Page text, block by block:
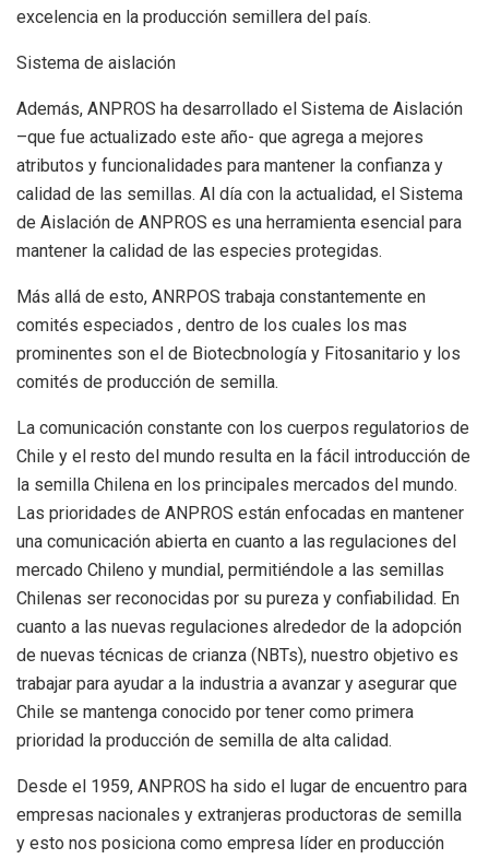
excelencia en la producción semillera del país.
Sistema de aislación
Además, ANPROS ha desarrollado el Sistema de Aislación
–que fue actualizado este año- que agrega a mejores
atributos y funcionalidades para mantener la confianza y
calidad de las semillas. Al día con la actualidad, el Sistema
de Aislación de ANPROS es una herramienta esencial para
mantener la calidad de las especies protegidas.
Más allá de esto, ANRPOS trabaja constantemente en
comités especiados , dentro de los cuales los mas
prominentes son el de Biotecbnología y Fitosanitario y los
comités de producción de semilla.
La comunicación constante con los cuerpos regulatorios de
Chile y el resto del mundo resulta en la fácil introducción de
la semilla Chilena en los principales mercados del mundo.
Las prioridades de ANPROS están enfocadas en mantener
una comunicación abierta en cuanto a las regulaciones del
mercado Chileno y mundial, permitiéndole a las semillas
Chilenas ser reconocidas por su pureza y confiabilidad. En
cuanto a las nuevas regulaciones alrededor de la adopción
de nuevas técnicas de crianza (NBTs), nuestro objetivo es
trabajar para ayudar a la industria a avanzar y asegurar que
Chile se mantenga conocido por tener como primera
prioridad la producción de semilla de alta calidad.
Desde el 1959, ANPROS ha sido el lugar de encuentro para
empresas nacionales y extranjeras productoras de semilla
y esto nos posiciona como empresa líder en producción